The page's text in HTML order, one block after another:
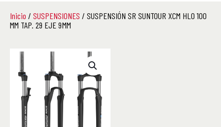
Inicio / SUSPENSIONES / SUSPENSIÓN SR SUNTOUR XCM HLO 100
MM TAP. 29 EJE 9 MM